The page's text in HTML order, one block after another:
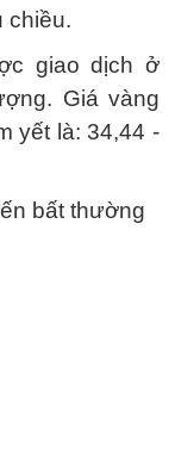
chiều.
giao dịch ở
Giá vàng
yết là: 34,44 -
bất thường